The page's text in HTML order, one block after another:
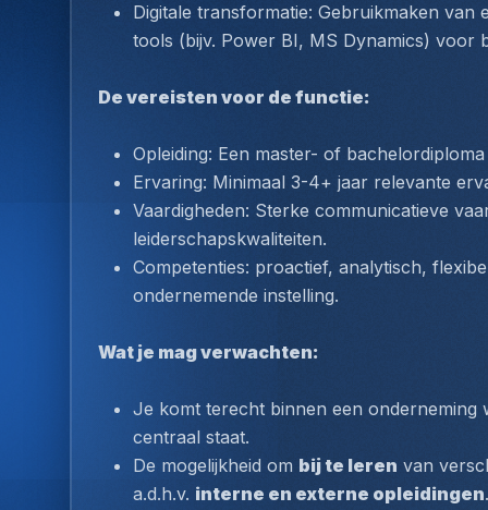
Digitale transformatie: Gebruikmaken van
tools (bijv. Power BI, MS Dynamics) voor
De vereisten voor de functie:
Opleiding: Een master- of
Ervaring: Minimaal 3-4+ jaar relevante
Vaardigheden: Sterke communicatieve
leiderschapskwaliteiten.
Competenties: proactief, analytisch,
ondernemende instelling.
Wat je mag verwachten:
Je komt terecht binnen een onderneming
centraal staat.
De mogelijkheid om bij te leren van
a.d.h.v. interne en externe opleidingen.